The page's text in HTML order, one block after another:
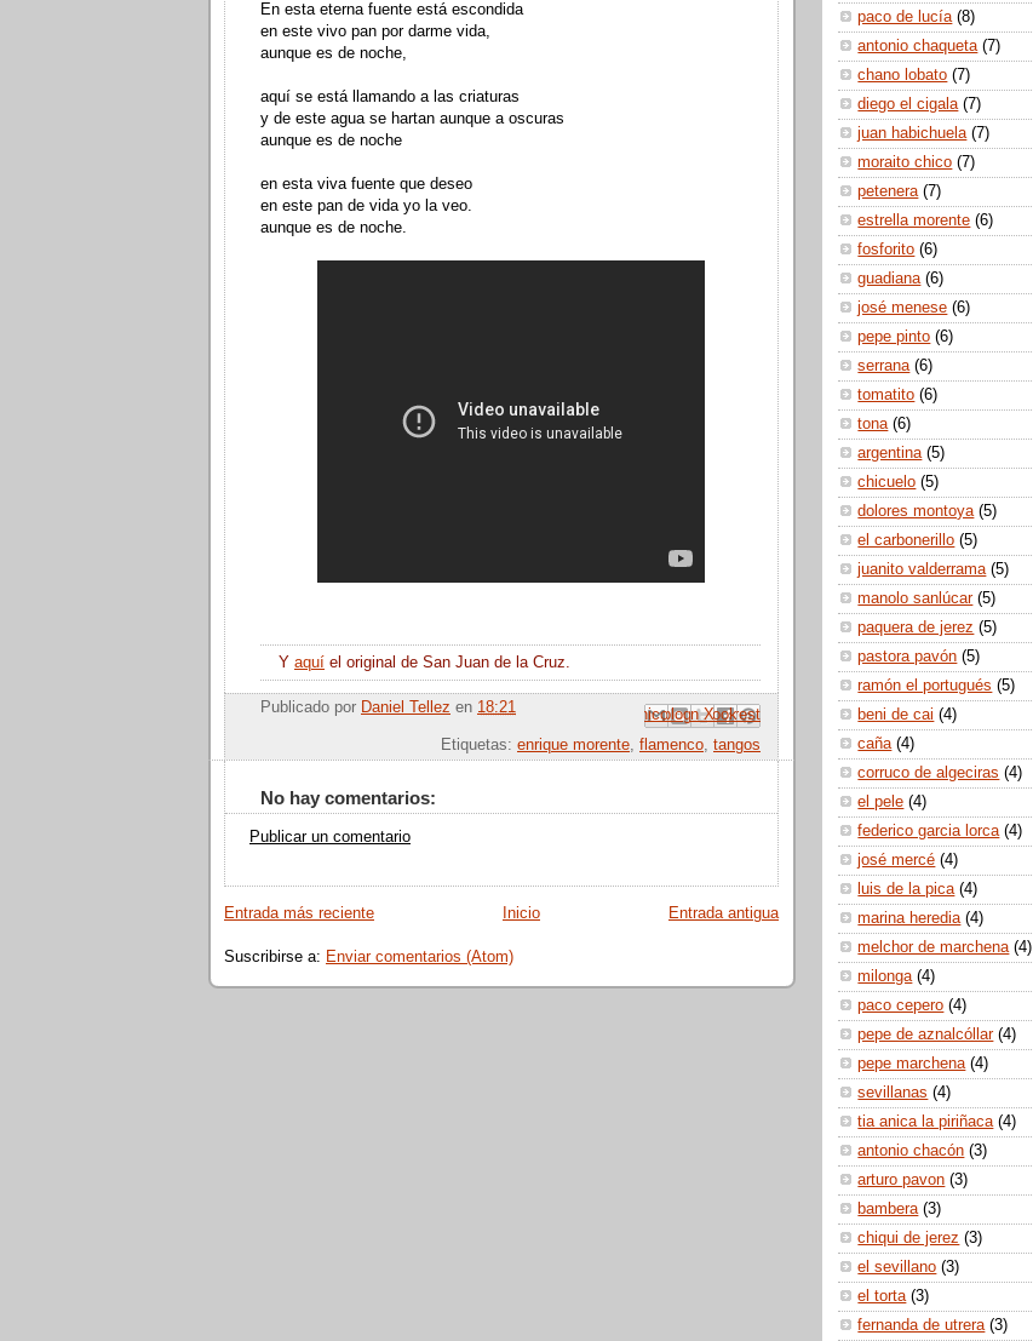
En esta eterna fuente está escondida
en este vivo pan por darme vida,
aunque es de noche,
aquí se está llamando a las criaturas
y de este agua se hartan aunque a oscuras
aunque es de noche
en esta viva fuente que deseo
en este pan de vida yo la veo.
aunque es de noche.
Y aquí el original de San Juan de la Cruz.
Publicado por Daniel Tellez en 18:21
Enviar por correo electrónico
Escribe un blog
Compartir en X
Compartir con Facebook
Compartir en Pinterest
Etiquetas: enrique morente, flamenco, tangos
No hay comentarios:
Publicar un comentario
Entrada más reciente Entrada antigua
Inicio
Suscribirse a: Enviar comentarios (Atom)
paco de lucía (8)
antonio chaqueta (7)
chano lobato (7)
diego el cigala (7)
juan habichuela (7)
moraito chico (7)
petenera (7)
estrella morente (6)
fosforito (6)
guadiana (6)
josé menese (6)
pepe pinto (6)
serrana (6)
tomatito (6)
tona (6)
argentina (5)
chicuelo (5)
dolores montoya (5)
el carbonerillo (5)
juanito valderrama (5)
manolo sanlúcar (5)
paquera de jerez (5)
pastora pavón (5)
ramón el portugués (5)
beni de cai (4)
caña (4)
corruco de algeciras (4)
el pele (4)
federico garcia lorca (4)
josé mercé (4)
luis de la pica (4)
marina heredia (4)
melchor de marchena (4)
milonga (4)
paco cepero (4)
pepe de aznalcóllar (4)
pepe marchena (4)
sevillanas (4)
tia anica la piriñaca (4)
antonio chacón (3)
arturo pavon (3)
bambera (3)
chiqui de jerez (3)
el sevillano (3)
el torta (3)
fernanda de utrera (3)